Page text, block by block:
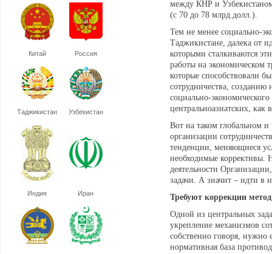
Китай Россия
Таджикистан Узбекистан
Индия Иран
между КНР и
(с 70 до 78 млрд.долл.).
Тем не менее социально-
Таджикистане, далека от
которыми сталкиваются
работы на экономическом
которые способствовали
сотрудничества,
социально-
центральноазиатских,
Вот на таком глобальном
организации
тенденции, меняющиеся
необходимые коррективы.
деятельности
задачи. А значит – идти в
Требуют коррекции
Одной из центральных
укрепление механизмов
собственно говоря,
нормативная база